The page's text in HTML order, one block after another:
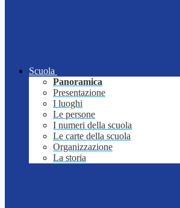
Scuola
Panoramica
Presentazione
I luoghi
Le persone
I numeri della scuola
Le carte della scuola
Organizzazione
La storia